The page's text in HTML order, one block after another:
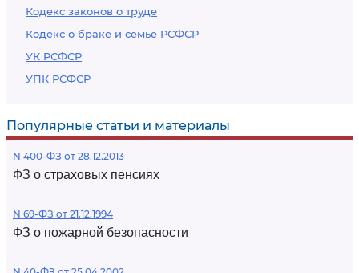
Кодекс законов о труде
Кодекс о браке и семье РСФСР
УК РСФСР
УПК РСФСР
Популярные статьи и материалы
N 400-ФЗ от 28.12.2013
ФЗ о страховых пенсиях
N 69-ФЗ от 21.12.1994
ФЗ о пожарной безопасности